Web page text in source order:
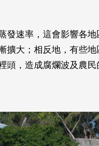
發速率，這會影響各地
擴大；相反地，有些
頭，造成腐爛波及農民